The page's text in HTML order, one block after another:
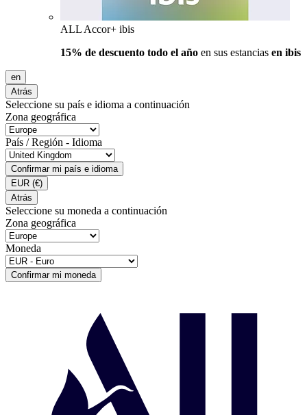
ALL Accor+ ibis
15% de descuento todo el año en sus estancias en ibis
en
Atrás
Seleccione su país e idioma a continuación
Zona geográfica
País / Región - Idioma
Confirmar mi país e idioma
EUR (€)
Atrás
Seleccione su moneda a continuación
Zona geográfica
Moneda
Confirmar mi moneda